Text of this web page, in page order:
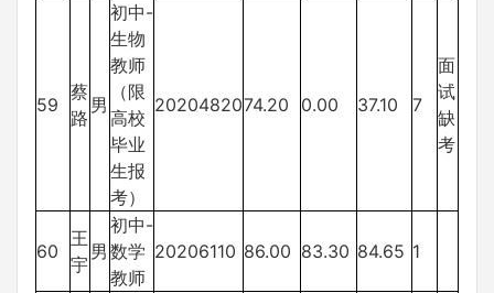
59
蔡
路
男
初中-
生物
教师
（限
高校
毕业
生报
考）
2020482074.20 0.00 37.10 7
面
试
缺
考
60
王
宇
男
初中-
数学
教师
20206110 86.00 83.30 84.65 1